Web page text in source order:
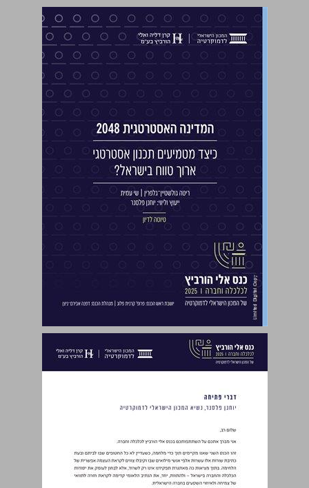
המדינה האסטרטגית 2048: כיצד מטמיעים תכנון אסטרטגי ארוך טווח בישראל? - טיוטה לדיון ... 0